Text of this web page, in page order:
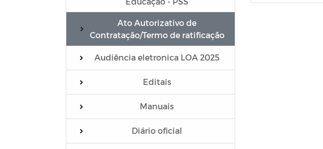
Ato Autorizativo de
Contratação/Termo de ratificação
Audiência eletronica LOA 2025
Editais
Manuais
Diário oficial